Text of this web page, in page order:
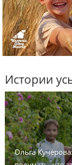
Истории
Ольга